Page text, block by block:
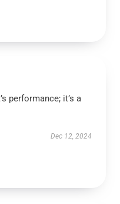
performance; it’s a
Dec 12, 2024